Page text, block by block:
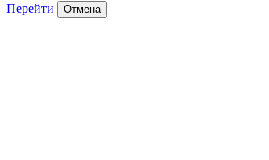
Перейти Отмена